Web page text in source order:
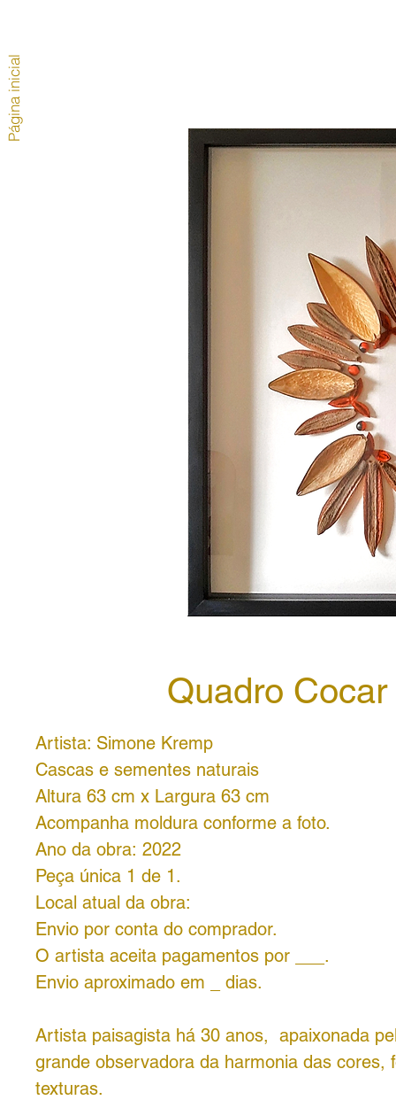
Quadro Cocar
Artista: Simone Kremp
Cascas e sementes naturais
Altura 63 cm x Largura 63 cm
Acompanha moldura conforme a foto.
Ano da obra: 2022
Peça única 1 de 1.
Local atual da obra:
Envio por conta do comprador.
O artista aceita pagamentos por ___.
Envio aproximado em _ dias.
Artista paisagista há 30 anos, apaixonada
grande observadora da harmonia das cores,
texturas.
Página inicial